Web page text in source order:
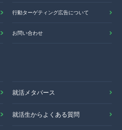
行動ターゲティング広告について
お問い合わせ
就活メタバース
就活生からよくある質問